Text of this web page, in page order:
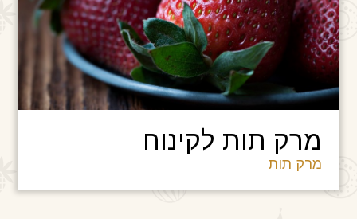
מרק תות לקינוח
מרק תות